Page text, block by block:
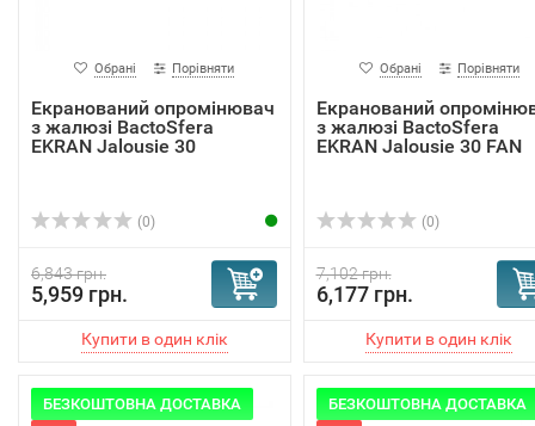
Обрані Порівняти
Екранований опромінювач
з жалюзі BactoSfera
EKRAN Jalousie 30
(0)
6,843 грн.
5,959 грн.
Обрані Порівняти
Екранований
з жалюзі BactoSfera
EKRAN Jalousie 30 FAN
(0)
7,102 грн.
6,177 грн.
БЕЗКОШТОВНА ДОСТАВКА
БЕЗКОШТОВНА ДОСТАВКА